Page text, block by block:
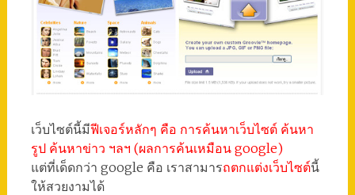
เว็บไซต์นี้มีฟีเจอร์หลักๆ คือ การค้นหาเว็บไซต์ ค้นหา
รูป ค้นหาข่าว ฯลฯ (ผลการค้นเหมือน google)
แต่ที่เด็ดกว่า google คือ เราสามารถตกแต่งเว็บไซต์นี้
ให้สวยงามได้